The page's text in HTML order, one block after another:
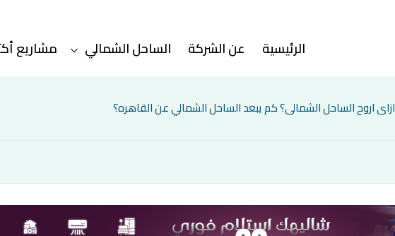
الرئيسية عن الشركة الساحل الشمالي مشاريع
ازاى اروح الساحل الشمالى؟ كم يبعد الساحل الشمالي عن القاهره؟